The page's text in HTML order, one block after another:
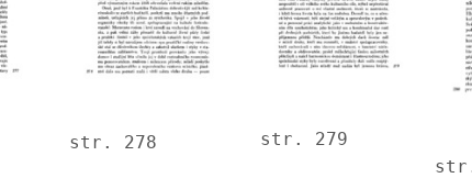
str. 278 str. 279